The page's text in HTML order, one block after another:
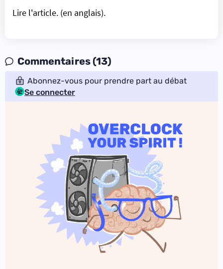
Lire l'article. (en anglais).
Commentaires (13)
Abonnez-vous pour prendre part au débat
Se connecter